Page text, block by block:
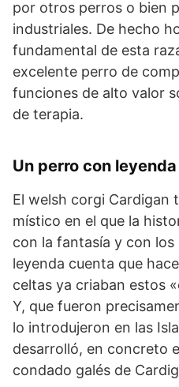
por otros perros o bien
industriales. De hecho
fundamental de esta
excelente perro de
funciones de alto valor
de terapia.
Un perro con leyenda
El welsh corgi Cardigan
místico en el que la
con la fantasía y con
leyenda cuenta que
celtas ya criaban estos
Y, que fueron
lo introdujeron en las
desarrolló, en concreto
condado galés de